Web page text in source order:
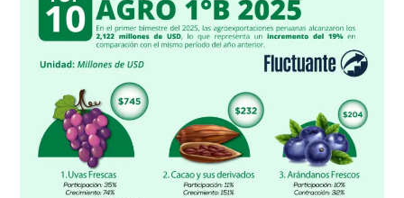
lideraron
primer